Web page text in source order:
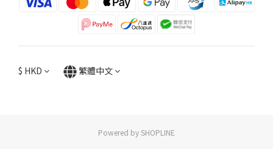
$ HKD 繁體中文
Powered by SHOPLINE